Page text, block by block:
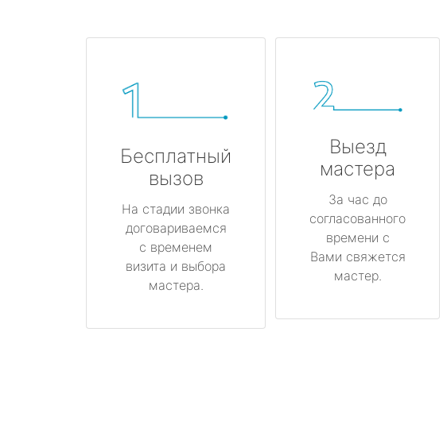
Бесплатный
вызов
На стадии звонка
договариваемся
с временем
визита и выбора
мастера.
Выезд
мастера
За час до
согласованного
времени с
Вами свяжется
мастер.